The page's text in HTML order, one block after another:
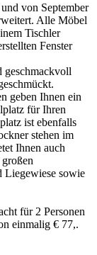
von September
Alle Möbel
Tischler
Fenster
geschmackvoll
geben Ihnen ein
für Ihren
ist ebenfalls
stehen im
Ihnen auch
Liegewiese sowie
für 2 Personen
einmalig € 77,.